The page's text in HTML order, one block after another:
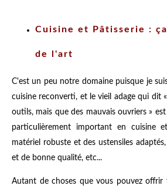
Cuisine et Pâtisserie :
de l'art
C'est un peu notre domaine puisque je
cuisine reconverti, et le vieil adage qui dit
outils, mais que des mauvais ouvriers »
particulièrement important en cuisine
matériel robuste et des ustensiles
et de bonne qualité, etc...
Autant de choses que vous pouvez offrir